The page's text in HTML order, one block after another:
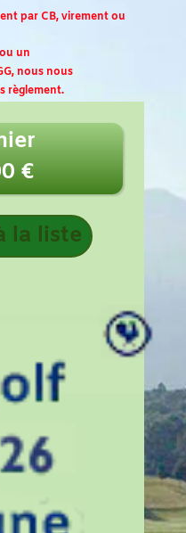
par CB, virement ou
un
nous nous
règlement.
€
la liste